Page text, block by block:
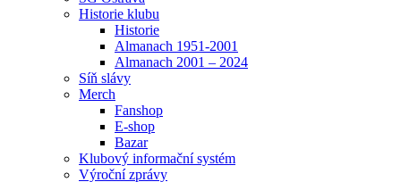
Historie klubu
Historie
Almanach 1951-2001
Almanach 2001 – 2024
Síň slávy
Merch
Fanshop
E-shop
Bazar
Klubový informační systém
Výroční zprávy